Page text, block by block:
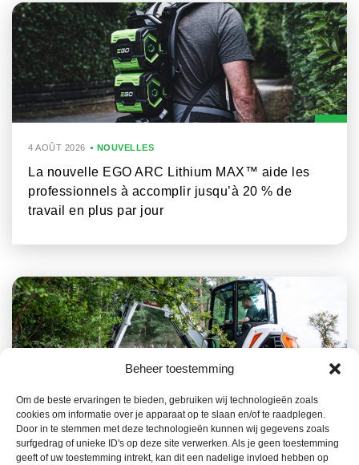
Beheer toestemming
Om de beste ervaringen te bieden, gebruiken wij technologieën zoals
cookies om informatie over je apparaat op te slaan en/of te raadplegen.
Door in te stemmen met deze technologieën kunnen wij gegevens zoals
surfgedrag of unieke ID's op deze site verwerken. Als je geen toestemming
geeft of uw toestemming intrekt, kan dit een nadelige invloed hebben op
4 AOÛT 2026 NOUVELLES
La nouvelle EGO ARC Lithium MAX™ aide les
professionnels à accomplir jusqu’à 20 % de
travail en plus par jour
NOUVELLES
La gamme Bobcat, un atout clé dans la